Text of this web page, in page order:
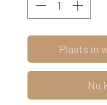
Plaats in
Nu